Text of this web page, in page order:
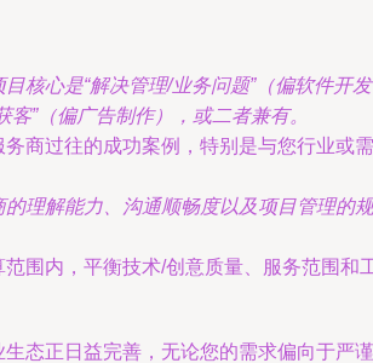
核心是“解决管理/业务问题”（偏软件开
客”（偏广告制作），或二者兼有。
务商过往的成功案例，特别是与您行业或需
的理解能力、沟通顺畅度以及项目管理的规
范围内，平衡技术/创意质量、服务范围和
态正日益完善，无论您的需求偏向于严谨